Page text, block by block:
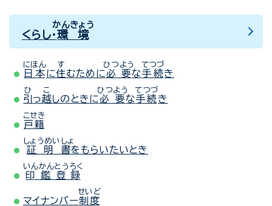
くらし・環境
かんきょう
日本
にほん
に住
す
むために必要
ひつよう
な 手続
てつづ
き
引
ひ
っ越
こ
しのときに 必要
ひつよう
な手続
てつづ
き
戸籍
こせき
証明書
しょうめいしょ
をもらいたいとき
印鑑登録
いんかんとうろく
マイナンバー制度
せいど